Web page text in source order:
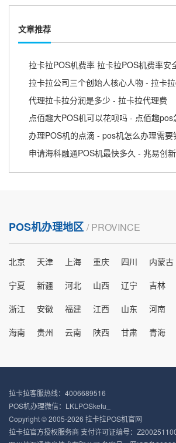
文章推荐
拉卡拉POS机费率 拉卡拉POS机费率安
拉卡拉公司三个创始人核心人物 - 拉卡
代理拉卡拉分润是多少 - 拉卡拉代理费
点佰趣大POS机可以花呗吗 - 点佰趣pos
办理POS机的点滴 - pos机怎么办理需要
申请海科融通POS机最快多久 - 兆易创
POS机办理地区 / PROVINCE
北京 天津 上海 重庆 四川 内蒙古
宁夏
新疆 河北 山西 辽宁 吉林
浙江
安徽 福建 江西 山东 河南
海南
贵州 云南 陕西 甘肃 青海
拉卡拉客服热线：4006689516
POS机办理微信：LKLPOSkefu_
Copyright © 2005-2026 拉卡拉POS机官网
拉卡拉官方授权服务商 支付许可证编号：